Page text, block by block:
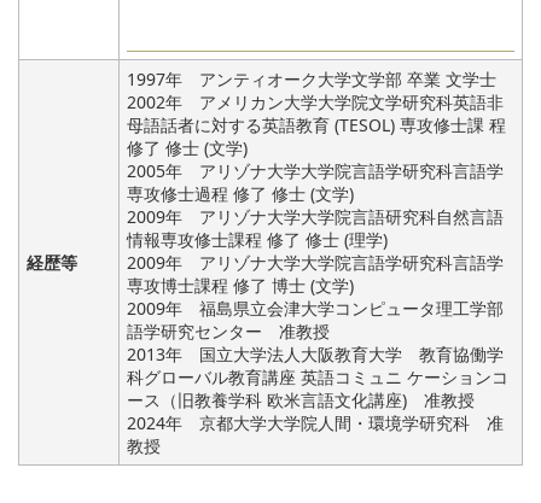
経歴等
1997年 アンティオーク大学文学部 卒業 文学士
2002年 アメリカン大学大学院文学研究科英語非
母語話者に対する英語教育 (TESOL) 専攻修士課 程
修了 修士 (文学)
2005年 アリゾナ大学大学院言語学研究科言語学
専攻修士過程 修了 修士 (文学)
2009年 アリゾナ大学大学院言語研究科自然言語
情報専攻修士課程 修了 修士 (理学)
2009年 アリゾナ大学大学院言語学研究科言語学
専攻博士課程 修了 博士 (文学)
2009年 福島県立会津大学コンピュータ理工学部
語学研究センター 准教授
2013年 国立大学法人大阪教育大学 教育協働学
科グローバル教育講座 英語コミュニ ケーションコ
ース（旧教養学科 欧米言語文化講座) 准教授
2024年 京都大学大学院人間・環境学研究科 准
教授